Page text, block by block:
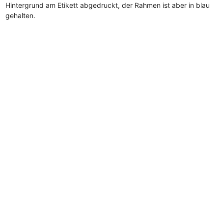
Hintergrund am Etikett abgedruckt, der Rahmen ist aber in blau
gehalten.